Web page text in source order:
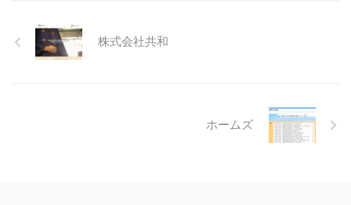
株式会社共和
ホームズ